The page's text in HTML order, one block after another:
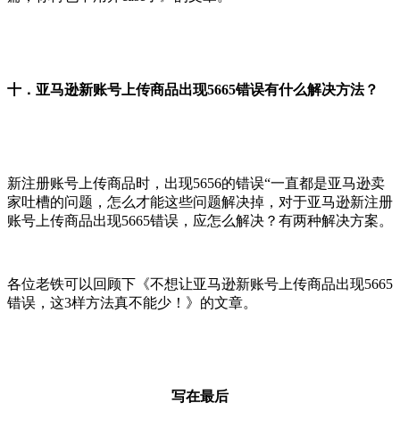
十．亚马逊新账号上传商品出现5665错误有什么解决方法？
新注册账号上传商品时，出现5656的错误“一直都是亚马逊卖
家吐槽的问题，怎么才能这些问题解决掉，对于亚马逊新注册
账号上传商品出现5665错误，应怎么解决？有两种解决方案。
各位老铁可以回顾下《不想让亚马逊新账号上传商品出现5665
错误，这3样方法真不能少！》的文章。
写在最后